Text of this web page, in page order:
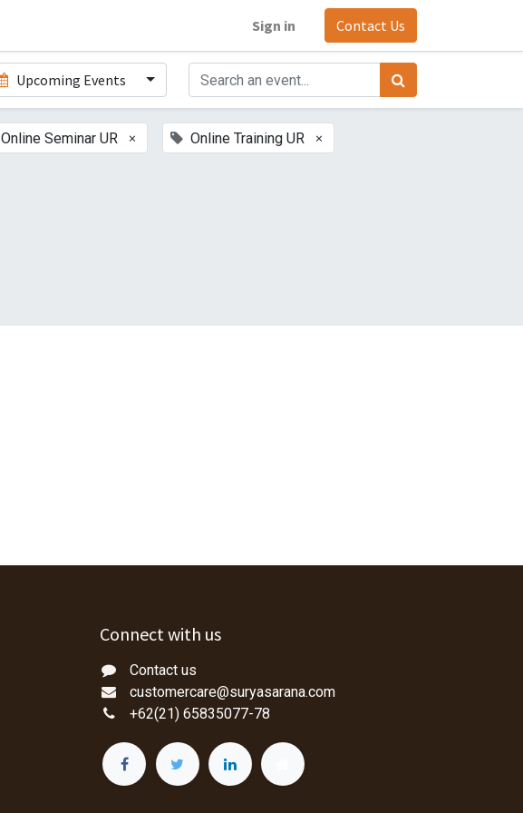
Sign in Contact Us
Upcoming Events
Online Seminar UR × Online Training UR ×
Connect with us
Contact us
customercare@suryasarana.com
+62(21) 65835077-78